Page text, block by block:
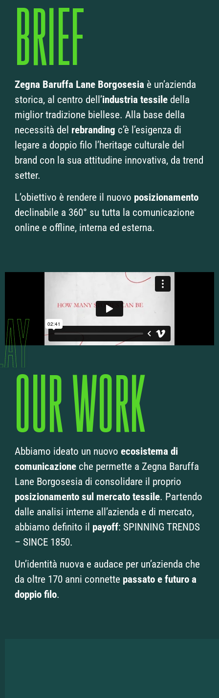
BRIEF
Zegna Baruffa Lane Borgosesia è un’azienda
storica, al centro dell’industria tessile della
miglior tradizione biellese. Alla base della
necessità del rebranding c’è l’esigenza di
legare a doppio filo l’heritage culturale del
brand con la sua attitudine innovativa, da trend
setter.
L’obiettivo è rendere il nuovo posizionamento
declinabile a 360° su tutta la comunicazione
online e offline, interna ed esterna.
OUR WORK
Abbiamo ideato un nuovo ecosistema di
comunicazione che permette a Zegna Baruffa
Lane Borgosesia di consolidare il proprio
posizionamento sul mercato tessile. Partendo
dalle analisi interne all’azienda e di mercato,
abbiamo definito il payoff: SPINNING TRENDS
– SINCE 1850.
Un’identità nuova e audace per un’azienda che
da oltre 170 anni connette passato e futuro a
doppio filo.